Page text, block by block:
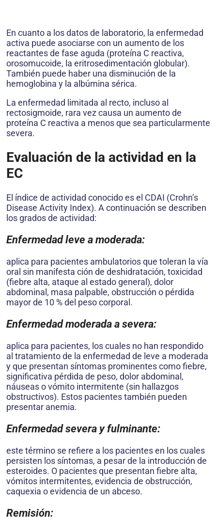
En cuanto a los datos de laboratorio, la enfermedad
activa puede asociarse con un aumento de los
reactantes de fase aguda (proteína C reactiva,
orosomucoide, la eritrosedimentación globular).
También puede haber una disminución de la
hemoglobina y la albúmina sérica.
La enfermedad limitada al recto, incluso al
rectosigmoide, rara vez causa un aumento de
proteína C reactiva a menos que sea particularmente
severa.
Evaluación de la actividad en la
EC
El índice de actividad conocido es el CDAI (Crohn’s
Disease Activity Index). A continuación se describen
los grados de actividad:
Enfermedad leve a moderada:
aplica para pacientes ambulatorios que toleran la vía
oral sin manifesta ción de deshidratación, toxicidad
(fiebre alta, ataque al estado general), dolor
abdominal, masa palpable, obstrucción o pérdida
mayor de 10 % del peso corporal.
Enfermedad moderada a severa:
aplica para pacientes, los cuales no han respondido
al tratamiento de la enfermedad de leve a moderada
y que presentan síntomas prominentes como fiebre,
significativa pérdida de peso, dolor abdominal,
náuseas o vómito intermitente (sin hallazgos
obstructivos). Estos pacientes también pueden
presentar anemia.
Enfermedad severa y fulminante:
este término se refiere a los pacientes en los cuales
persisten los síntomas, a pesar de la introducción de
esteroides. O pacientes que presentan fiebre alta,
vómitos intermitentes, evidencia de obstrucción,
caquexia o evidencia de un abceso.
Remisión: